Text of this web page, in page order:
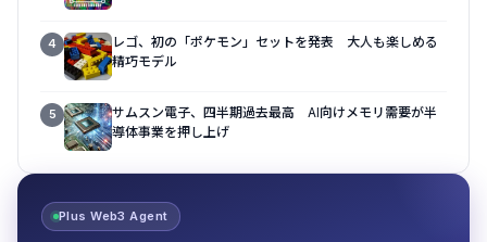
4
レゴ、初の「ポケモン」セットを発表 大人も楽しめる
精巧モデル
5
サムスン電子、四半期過去最高 AI向けメモリ需要が半
導体事業を押し上げ
Plus Web3 Agent